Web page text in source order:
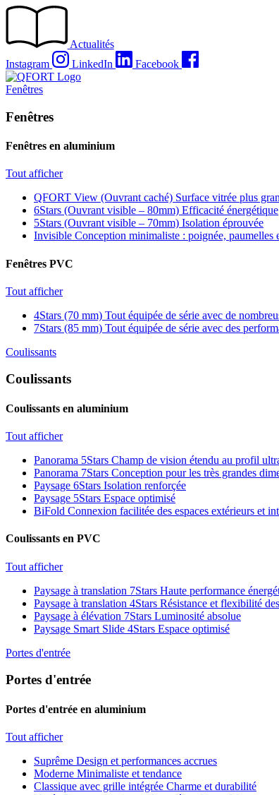
Passer
Actualités
Instagram
LinkedIn Facebook
Fenêtres
Fenêtres
Fenêtres en aluminium
Tout afficher
QFORT View (Ouvrant caché) Surface vitrée plus
6Stars (Ouvrant visible – 80mm) Efficacité énergétique
5Stars (Ouvrant visible – 70mm) Isolation éprouvée
Invisible Conception minimaliste : poignée, paumelles
Fenêtres PVC
Tout afficher
4Stars (70 mm) Tout équipée de série avec de
7Stars (85 mm) Tout équipée de série avec des
Coulissants
Coulissants
Coulissants en aluminium
Tout afficher
Panorama 5Stars Champ de vision étendu au profil
Panorama 7Stars Conception pour les très grandes
Paysage 6Stars Isolation renforçée
Paysage 5Stars Espace optimisé
BiFold Connexion facilitée des espaces extérieurs et
Coulissants en PVC
Tout afficher
Paysage à translation 7Stars Haute performance
Paysage à translation 4Stars Résistance et flexibilité
Paysage à élévation 7Stars Luminosité absolue
Paysage Smart Slide 4Stars Espace optimisé
Portes d'entrée
Portes d'entrée
Portes d'entrée en aluminium
Tout afficher
Suprême Design et performances accrues
Moderne Minimaliste et tendance
Classique avec grille intégrée Charme et durabilité